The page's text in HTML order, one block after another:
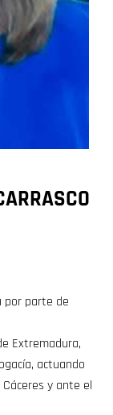
por parte de
Extremadura,
actuando
y ante el